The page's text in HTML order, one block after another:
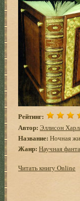
Рейтинг:
Автор: Эллисон
Название: Ночная
Жанр: Научная
Читать книгу Online